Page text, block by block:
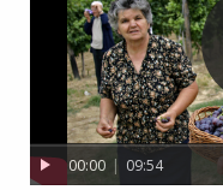
00:00 | 09:54